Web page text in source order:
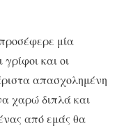
μία
και οι
απασχολημένη
χαρώ διπλά και
από εμάς θα